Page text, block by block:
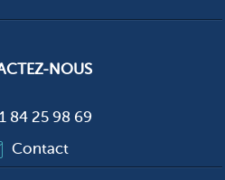
NOUS
84 25 98 69
Contact